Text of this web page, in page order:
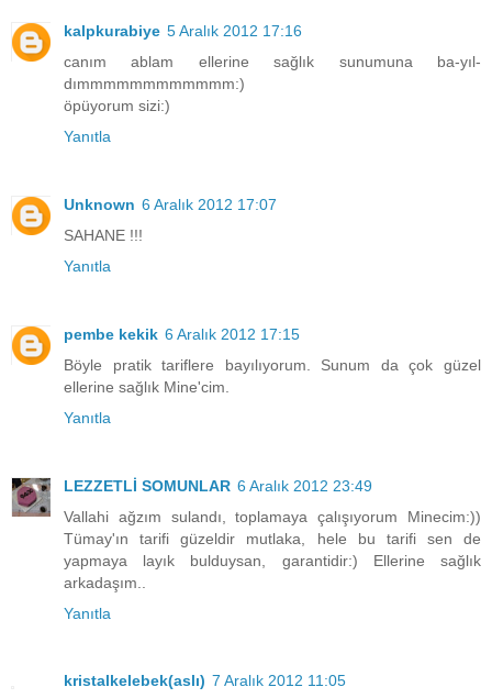
kalpkurabiye 5 Aralık 2012 17:16
canım ablam ellerine sağlık sunumuna ba-yıl-
dımmmmmmmmmmmm:)
öpüyorum sizi:)
Yanıtla
Unknown 6 Aralık 2012 17:07
SAHANE !!!
Yanıtla
pembe kekik 6 Aralık 2012 17:15
Böyle pratik tariflere bayılıyorum. Sunum da çok güzel
ellerine sağlık Mine'cim.
Yanıtla
LEZZETLİ SOMUNLAR 6 Aralık 2012 23:49
Vallahi ağzım sulandı, toplamaya çalışıyorum Minecim:))
Tümay'ın tarifi güzeldir mutlaka, hele bu tarifi sen de
yapmaya layık bulduysan, garantidir:) Ellerine sağlık
arkadaşım..
Yanıtla
kristalkelebek(aslı) 7 Aralık 2012 11:05